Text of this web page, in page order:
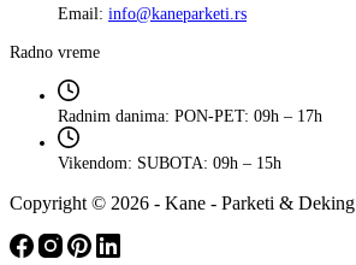
Email: info@kaneparketi.rs
Radno vreme
Radnim danima: PON-PET: 09h – 17h
Vikendom: SUBOTA: 09h – 15h
Copyright © 2026 - Kane - Parketi & Deking